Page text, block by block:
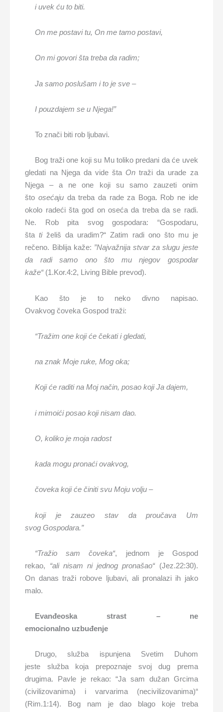
i uvek ćutobiti.
On me postavi tu, On metamopostavi,
On mi govorišta treba da radim;
Ja samo poslušam i to je sve–
I pouzdajem se u Njega!”
To znači biti rob ljubavi.
Bog traži one koji su Mu toliko predani da će uvek
gledati na Njega da vide šta Ontraži da urade za
Njega – a ne one koji su samo zauzeti onim
štoosećaju da treba da rade za Boga. Rob ne ide
okolo radeći šta god on oseća da treba da se radi.
Ne. Rob pita svog gospodara: “Gospodaru,
štatiželiš da uradim?“ Zatim radi ono što mu je
rečeno. Biblija kaže: ”Najvažnija stvar za slugu jeste
da radi samo ono što mu njegov gospodar
kaže“(1.Kor.4:2, Living Bible prevod).
Kao što je to neko divno napisao.
Ovakvog čoveka Gospod traži:
“Tražim one koji će čekati i gledati,
na znak Moje ruke, Mog oka;
Koji će raditi na Moj način, posao kojiJa dajem,
i mimoići posao koji nisamdao.
O, koliko je moja radost
kadamogu pronaćiovakvog,
čoveka koji će činiti svu Moju volju –
koji je zauzeo stav da proučava Um
svogGospodara.”
“Tražio sam čoveka“, jednom je Gospod
rekao, “ali nisam ni jednog pronašao“(Jez.22:30).
On danas traži robove ljubavi, ali pronalazi ih jako
malo.
Evanđeoska strast – ne
emocionalno uzbuđenje
Drugo, služba ispunjena Svetim Duhom
jeste služba koja prepoznaje svoj dug prema
drugima. Pavle je rekao: “Ja sam dužan Grcima
(civilizovanima) i varvarima (necivilizovanima)“
(Rim.1:14). Bog nam je dao blago koje treba